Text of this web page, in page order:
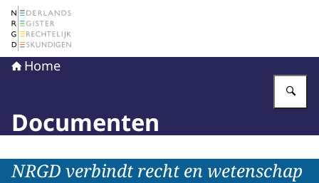
Naar de homepage van Nederlands Register
Home
Documenten
NRGD verbindt recht en wetenschap